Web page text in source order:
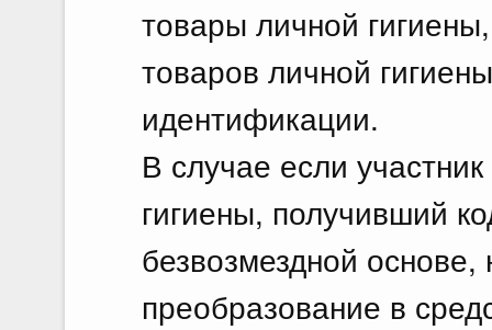
товары личной
товаров личной
идентификации.
В случае если
гигиены, получивший
безвозмездной
преобразование в